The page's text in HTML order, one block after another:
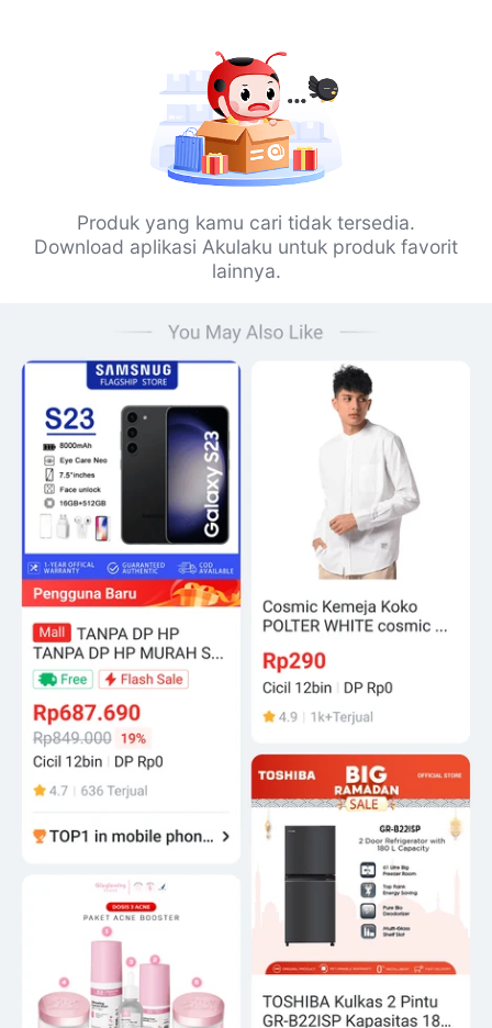
Produk yang kamu cari tidak tersedia.
Download aplikasi Akulaku untuk produk favorit
lainnya.